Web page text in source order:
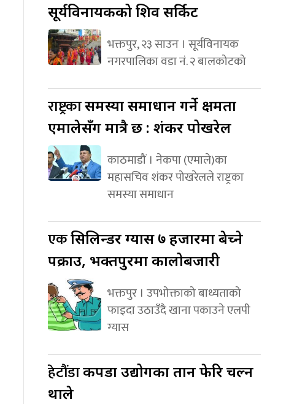
सूर्यविनायकको शिव सर्किट
भक्तपुर, २३ साउन । सूर्यविनायक
नगरपालिका वडा नं. २ बालकोटको
राष्ट्रकासमस्या समाधान गर्ने क्षमता
एमालेसँग मात्रै छ : शंकर पोखरेल
काठमाडौं । नेकपा (एमाले)का
महासचिव शंकर पोखरेलले राष्ट्रका
समस्या समाधान
एकसिलिन्डर ग्यास ७ हजारमा बेच्ने
पक्राउ, भक्तपुरमा कालोबजारी
भक्तपुर । उपभोक्ताको बाध्यताको
फाइदा उठाउँदै खाना पकाउने एलपी
ग्यास
हेटौंडाकपडा उद्योगका तान फेरि चल्न
थाले